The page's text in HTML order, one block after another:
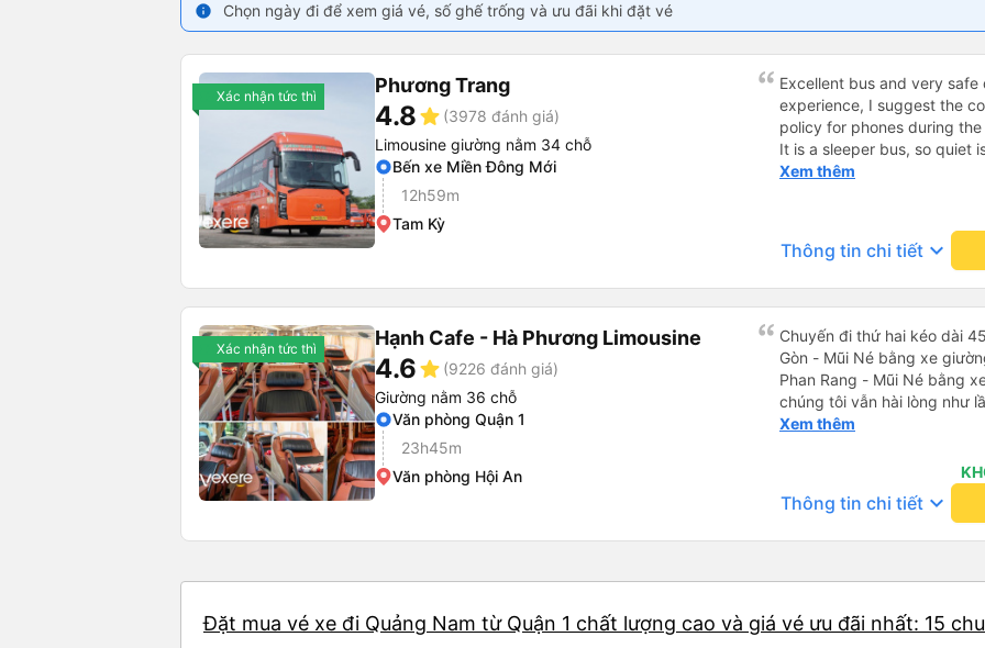
info Chọn ngày đi để xem giá vé, số ghế trống và ưu đãi khi đặt vé
Xác nhận tức thì Phương Trang
4.8star (3978 đánh giá)
Limousine giường nằm 34 chỗ
Bến xe Miền Đông Mới
12h59m
Tam Kỳ
Excellent bus and very
experience, I suggest the
policy for phones during
It is a sleeper bus, so quiet
Wi-Fi password clearly
hơn, tôi góp ý nhà xe nên
lặng (tắt âm thanh điện
Tôi vẫn sẽ tiếp tục ủng hộ
Xem thêm
Thông tin chi tiết keyboard_arrow_down
Xác nhận tức thì Hạnh Cafe - Hà Phương Limousine
4.6star (9226 đánh giá)
Giường nằm 36 chỗ
Văn phòng Quận 1
23h45m
Văn phòng Hội An
Chuyến đi thứ hai kéo dài
Gòn - Mũi Né bằng xe
Phan Rang - Mũi Né bằng
chúng tôi vẫn hài lòng như
nghiệp, nhân viên vô cùng
nồng nhiệt cùng cung cấp
Xe sạch sẽ và thoải mái,
tin nhắn WhatsApp nhắc
chí còn sắp xếp điểm
rất thoải mái và có một số
Xem thêm
Thông tin chi tiết keyboard_arrow_down
Đặt mua vé xe đi Quảng Nam từ Quận 1 chất lượng cao và giá vé ưu đãi nhất: 15